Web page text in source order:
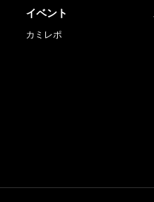
イベント
カミレポ